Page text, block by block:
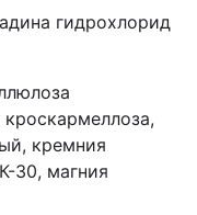
гидрохлорид
кремния
30, магния